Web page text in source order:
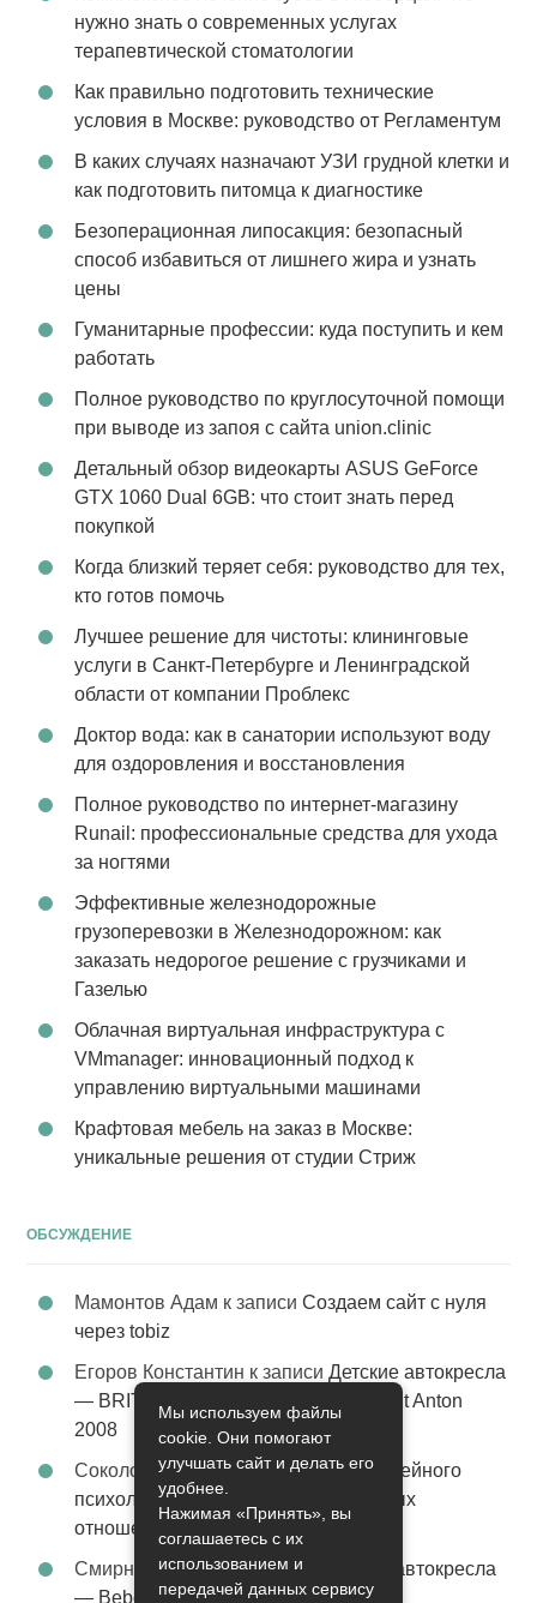
нужно знать о современных услугах
терапевтической стоматологии
Как правильно подготовить технические
условия в Москве: руководство от Регламентум
В каких случаях назначают УЗИ грудной клетки и
как подготовить питомца к диагностике
Безоперационная липосакция: безопасный
способ избавиться от лишнего жира и узнать
цены
Гуманитарные профессии: куда поступить и кем
работать
Полное руководство по круглосуточной помощи
при выводе из запоя с сайта union.clinic
Детальный обзор видеокарты ASUS GeForce
GTX 1060 Dual 6GB: что стоит знать перед
покупкой
Когда близкий теряет себя: руководство для тех,
кто готов помочь
Лучшее решение для чистоты: клининговые
услуги в Санкт-Петербурге и Ленинградской
области от компании Проблекс
Доктор вода: как в санатории используют воду
для оздоровления и восстановления
Полное руководство по интернет-магазину
Runail: профессиональные средства для ухода
за ногтями
Эффективные железнодорожные
грузоперевозки в Железнодорожном: как
заказать недорогое решение с грузчиками и
Газелью
Облачная виртуальная инфраструктура с
VMmanager: инновационный подход к
управлению виртуальными машинами
Крафтовая мебель на заказ в Москве:
уникальные решения от студии Стриж
ОБСУЖДЕНИЕ
Мамонтов Адам к записиСоздаем сайт с нуля
через tobiz
Егоров Константин к записиДетские автокресла
— BRITAX Evolva 1-2-3 (1-2-3) цвет St Anton
2008
Соколова Эльзак записиУслуги семейного
психолога – стабильность в семейных
отношениях
Смирнова Грацияк записи
Детские автокресла
— Bebe Confort Moby цвет Orange
Мы используем файлы
cookie. Они помогают
улучшать сайт и делать его
удобнее.
Нажимая «Принять», вы
соглашаетесь с их
использованием и
передачей данных сервису